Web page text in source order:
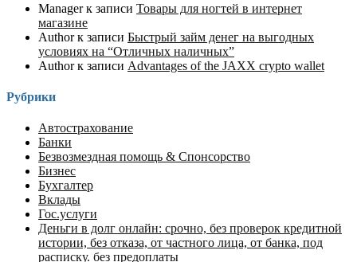
Managerк записи Товары для ногтей в интернет
магазине
Authorк записи Быстрый займ денег на выгодных
условиях на “Отличных наличных”
Authorк записи Advantages of the JAXX crypto wallet
Рубрики
Автострахование
Банки
Безвозмездная помощь & Спонсорство
Бизнес
Бухгалтер
Вклады
Гос.услуги
Деньги в долг онлайн: срочно, без проверок кредитной
истории, без отказа, от частного лица, от банка, под
расписку. без предоплаты